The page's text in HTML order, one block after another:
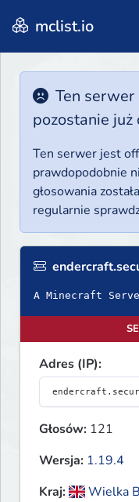
mclist.io
Ten
pozostanie
Ten serwer jest
prawdopodobnie
głosowania
regularnie
A Minecraft
Adres (IP):
Głosów: 121
Wersja: 1.19.4
Kraj:
Wielka